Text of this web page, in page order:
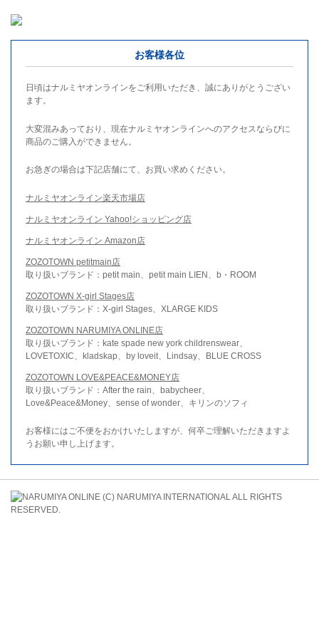
お客様各位
日頃はナルミヤオンラインをご利用いただき、誠にありがとうござい
ます。
大変混みあっており、現在ナルミヤオンラインへのアクセスならびに
商品のご購入ができません。
お急ぎの場合は下記店舗にて、お買い求めください。
ナルミヤオンライン楽天市場店
ナルミヤオンライン Yahoo!ショッピング店
ナルミヤオンライン Amazon店
ZOZOTOWN petitmain店
取り扱いブランド：petit main、petit main LIEN、b・ROOM
ZOZOTOWN X-girl Stages店
取り扱いブランド：X-girl Stages、XLARGE KIDS
ZOZOTOWN NARUMIYA ONLINE店
取り扱いブランド：kate spade new york childrenswear、
LOVETOXIC、kladskap、by loveit、Lindsay、BLUE CROSS
ZOZOTOWN LOVE&PEACE&MONEY店
取り扱いブランド：After the rain、babycheer、
Love&Peace&Money、sense of wonder、キリンのソフィ
お客様にはご不便をおかけいたしますが、何卒ご理解いただきますよ
うお願い申し上げます。